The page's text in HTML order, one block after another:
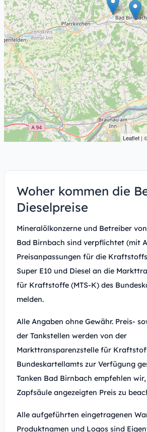
Leaflet |
Woher kommen die
Dieselpreise
Mineralölkonzerne und Betreiber
Bad Birnbach sind verpflichtet (mit
Preisanpassungen für die
Super E10 und Diesel an die
für Kraftstoffe (MTS-K) des
melden.
Alle Angaben ohne Gewähr. Preis-
der Tankstellen werden von der
Markttransparenzstelle für
Bundeskartellamts zur Verfügung
Tanken Bad Birnbach empfehlen
Zapfsäule angezeigten Preis zu
Alle aufgeführten eingetragenen
Produktnamen und Logos sind